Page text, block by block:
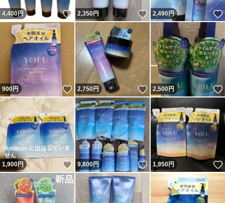
4,400円 いいね！
2,350円 いいね！
2,490円
900円 いいね！
2,750円 いいね！
2,500円
1,900円 いいね！
9,800円 いいね！
1,950円